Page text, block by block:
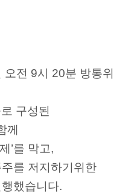
전 9시 20분 방통위
구성된
께
’를 막고,
를 저지하기위한
했습니다.